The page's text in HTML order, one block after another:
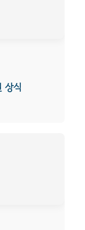
상식